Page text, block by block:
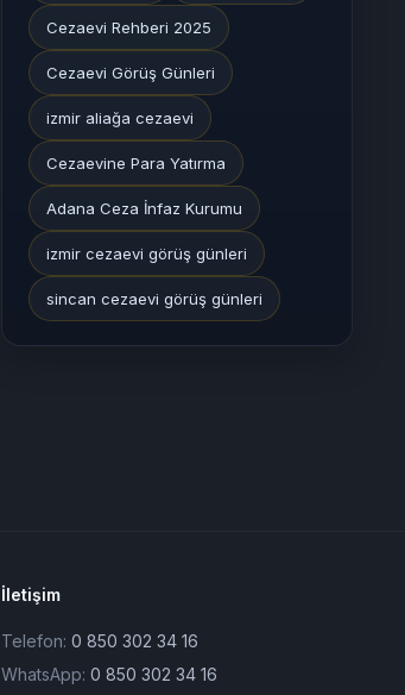
Cezaevi Rehberi 2025
Cezaevi Görüş Günleri
izmir aliağa cezaevi
Cezaevine Para Yatırma
Adana Ceza İnfaz Kurumu
izmir cezaevi görüş günleri
sincan cezaevi görüş günleri
İletişim
Telefon: 0 850 302 34 16
WhatsApp: 0 850 302 34 16